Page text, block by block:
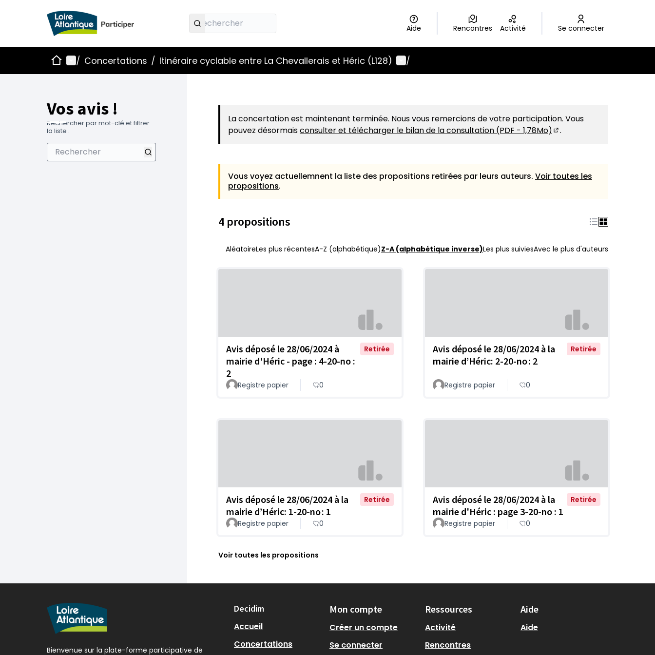
Aide Rencontres Activité Se connecter
AccueilMenu principal
/ Concertations / Itinéraire cyclable entre La Chevallerais et Héric (L128) Menu utilisateur
/
Vos avis !
Rechercher par mot-clé et filtrer
la liste .
La concertation est maintenant terminée. Nous vous remercions de votre participation. Vous
pouvez désormaisconsulter et télécharger le bilan de la consultation (PDF - 1,78Mo) .
Vous voyez actuellemnent la liste des propositions retirées par leurs auteurs. Voir toutes les
propositions.
4 propositions
AléatoireLes plus récentesA-Z (alphabétique)Z-A (alphabétique inverse)Les plus suiviesAvec le plus d'auteurs
Avis déposé le 28/06/2024 à
mairie d'Héric - page : 4-20-no :
2
Retirée
Registre papier 0
Avis déposé le 28/06/2024 à la
mairie d’Héric: 2-20-no : 2
Retirée
Registre papier 0
Avis déposé le 28/06/2024 à la
mairie d’Héric: 1-20-no : 1
Retirée
Registre papier 0
Avis déposé le 28/06/2024 à la
mairie d'Héric : page 3-20-no : 1
Retirée
Registre papier 0
Voir toutes les propositions
Bienvenue sur la plate-forme participative de
Decidim
Accueil
Concertations
Mon compte
Créer un compte
Se connecter
Ressources
Activité
Rencontres
Aide
Aide